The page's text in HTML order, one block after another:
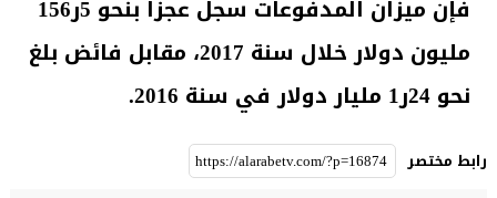
فإن ميزان المدفوعات سجل عجزا بنحو 5ر156
مليون دولار خلال سنة 2017، مقابل فائض بلغ
نحو 24ر1 مليار دولار في سنة 2016.
رابط مختصر